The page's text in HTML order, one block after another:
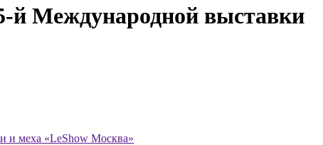
й Международной выставки
и меха «LeShow Москва»